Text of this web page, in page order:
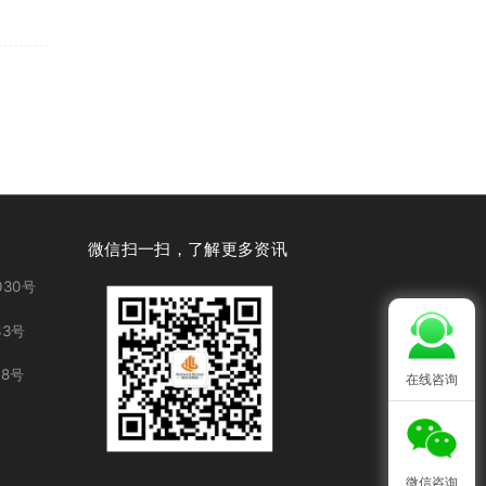
微信扫一扫，了解更多资讯
号
号
号
在线咨询
微信咨询